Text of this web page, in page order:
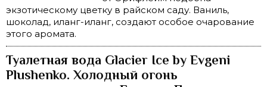
экзотическому цветку в райском саду. Ваниль,
шоколад, иланг-иланг, создают особое очарование
этого аромата.
Туалетная вода Glacier Ice by Evgeni
Plushenko. Холодный огонь